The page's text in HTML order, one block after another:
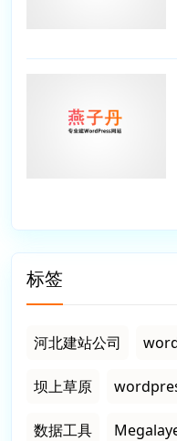
标签
河北建站公司
坝上草原
数据工具